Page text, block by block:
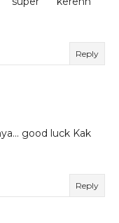
Reply
good luck Kak
Reply